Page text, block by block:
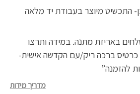
התכשיט מיוצר בעבודת יד מלאה
באריזת מתנה. במידה ותרצו
כרטיס ברכה ריק/עם הקדשה אישית-
להזמנה”
מדריך מידות